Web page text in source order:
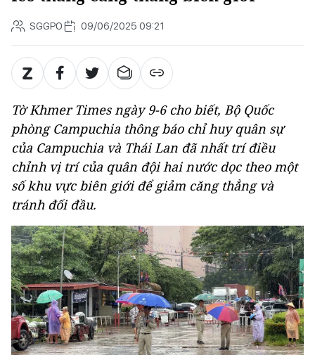
SGGPO 09/06/2025 09:21
Tờ Khmer Times ngày 9-6 cho biết, Bộ Quốc
phòng Campuchia thông báo chỉ huy quân sự
của Campuchia và Thái Lan đã nhất trí điều
chỉnh vị trí của quân đội hai nước dọc theo một
số khu vực biên giới để giảm căng thẳng và
tránh đối đầu.